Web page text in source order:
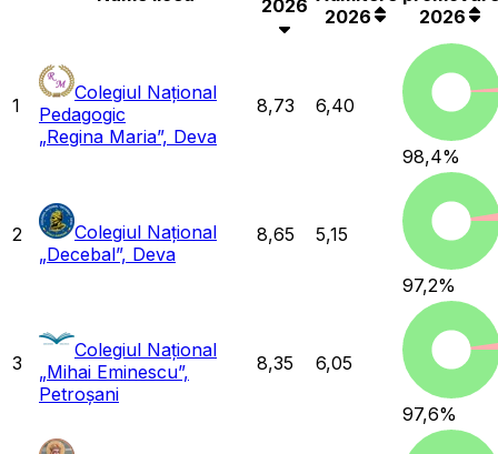
2026
2026
2026
1
Colegiul Național
Pedagogic
„Regina Maria”, Deva
8,73 6,40
98,4%
2
Colegiul Național
„Decebal”, Deva
8,65 5,15
97,2%
3
Colegiul Național
„Mihai Eminescu”,
Petroșani
8,35 6,05
97,6%